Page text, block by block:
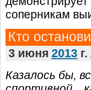
соперникам
Кто
3 июня 2013 г.
Казалось бы,